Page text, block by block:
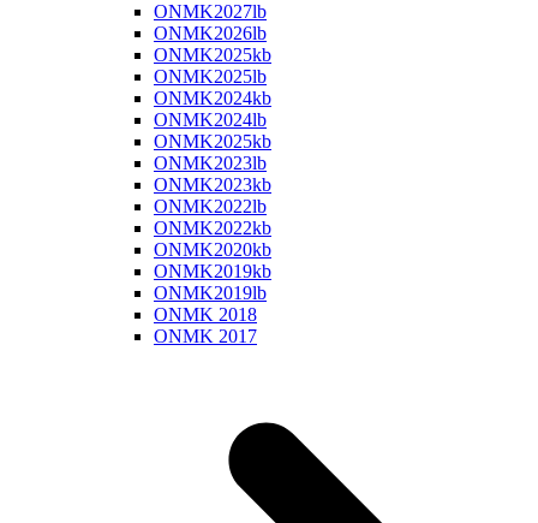
ONMK2027lb
ONMK2026lb
ONMK2025kb
ONMK2025lb
ONMK2024kb
ONMK2024lb
ONMK2025kb
ONMK2023lb
ONMK2023kb
ONMK2022lb
ONMK2022kb
ONMK2020kb
ONMK2019kb
ONMK2019lb
ONMK 2018
ONMK 2017